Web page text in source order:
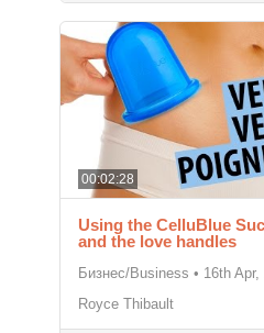
00:02:28
Using the CelluBlue
and the love handles
Бизнес/Business • 16th Apr,
Royce Thibault